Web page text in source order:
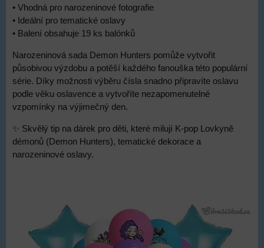
• Vhodná pro narozeninové fotografie
• Ideální pro tematické oslavy
• Balení obsahuje 19 ks balónků
Narozeninová sada Demon Hunters pomůže vytvořit
působivou výzdobu a potěší každého fanouška této populární
série. Díky možnosti výběru čísla snadno připravíte oslavu
podle věku oslavence a vytvoříte nezapomenutelné
vzpomínky na výjimečný den.
✨ Skvělý tip na dárek pro děti, které milují K-pop Lovkyně
démonů (Demon Hunters), tematické dekorace a
narozeninové oslavy.